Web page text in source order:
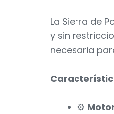
La Sierra de
y sin
necesaria
⚙️